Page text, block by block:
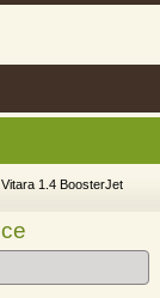
1.4 BoosterJet